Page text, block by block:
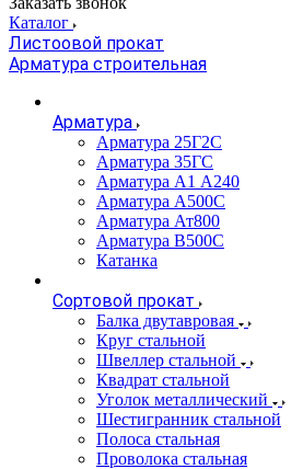
Каталог
Листоовой прокат
Арматура строительная
Арматура
Арматура 25Г2С
Арматура 35ГС
Арматура А1 А240
Арматура А500С
Арматура Ат800
Арматура В500С
Катанка
Сортовой прокат
Балка двутавровая
Круг стальной
Швеллер стальной
Квадрат стальной
Уголок металлический
Шестигранник стальной
Полоса стальная
Проволока стальная